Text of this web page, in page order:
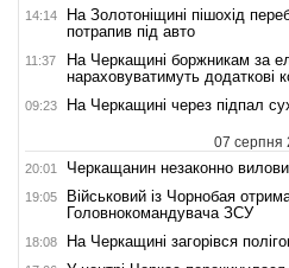
14:14
На Золотоніщині пішохід
потрапив під авто
11:37
На Черкащині боржникам за
нараховуватимуть додаткові
09:23 На Черкащині через підпал
07 серпня
20:01 Черкащанин незаконно
19:05
Військовий із Чорнобая
Головнокомандувача ЗСУ
18:08 На Черкащині загорівся